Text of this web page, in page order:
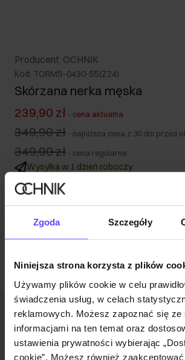
Zgoda Szczegóły
Niniejsza strona korzysta z plików
Używamy plików cookie w celu
świadczenia usług, w celach
reklamowych. Możesz zapoznać się ze
informacjami na ten temat oraz
ustawienia prywatności wybierając
cookie”. Możesz również
Producent: OCHNIK
Kod: TORMS-0430-55(Z24)
Skórzana nerka męska
239,90 zł - cena aktualna
349,90 zł - najniższa cena z 30 dni przed
349,90 zł - cena regularna
Wysyłka w 1 dzień roboczy
Opis produktu
Opinie
Newsletter
Bądź na bieżąco z nowościami i